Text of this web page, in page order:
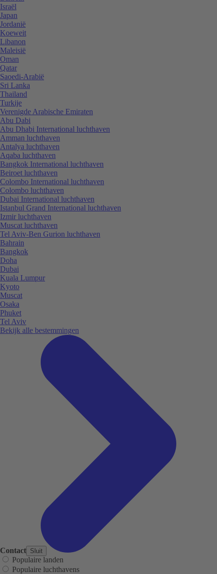
Contact Sluit
Israël
Japan
Jordanië
Koeweit
Libanon
Maleisië
Oman
Qatar
Saoedi-Arabië
Sri Lanka
Thailand
Turkije
Verenigde Arabische Emiraten
Abu Dabi
Abu Dhabi International luchthaven
Amman luchthaven
Antalya luchthaven
Aqaba luchthaven
Bangkok International luchthaven
Beiroet luchthaven
Colombo International luchthaven
Colombo luchthaven
Dubai International luchthaven
Istanbul Grand International luchthaven
Izmir luchthaven
Muscat luchthaven
Tel Aviv-Ben Gurion luchthaven
Bahrain
Bangkok
Doha
Dubai
Kuala Lumpur
Kyoto
Muscat
Osaka
Phuket
Tel Aviv
Bekijk alle bestemmingen
Populaire landen
Populaire luchthavens